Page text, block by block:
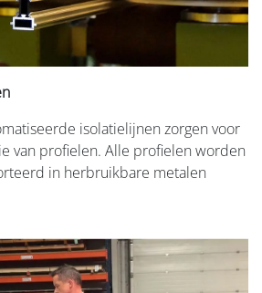
isolatielijnen zorgen voor
van profielen. Alle profielen worden
in herbruikbare metalen